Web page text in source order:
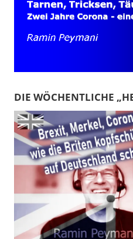
DIE WÖCHENTLICHE